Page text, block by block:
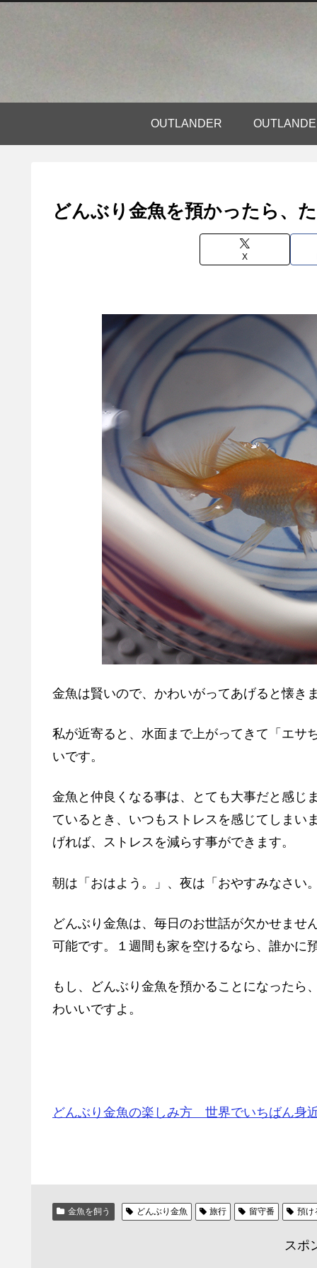
OUTLANDER
どんぶり金魚を預かったら、
X
金魚は賢いので、かわいがってあげると懐き
私が近寄ると、水面まで上がってきて「エサ
いです。
金魚と仲良くなる事は、とても大事だと感じ
ているとき、いつもストレスを感じてしまい
げれば、ストレスを減らす事ができます。
朝は「おはよう。」、夜は「おやすみなさい
どんぶり金魚は、毎日のお世話が欠かせませ
可能です。１週間も家を空けるなら、誰かに
もし、どんぶり金魚を預かることになったら
わいいですよ。
どんぶり金魚の楽しみ方 世界でいちばん身
金魚を飼う どんぶり金魚 旅行 留守番 預け
スポ